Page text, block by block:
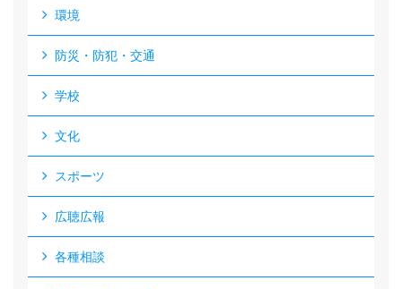
環境
防災・防犯・交通
学校
文化
スポーツ
広聴広報
各種相談